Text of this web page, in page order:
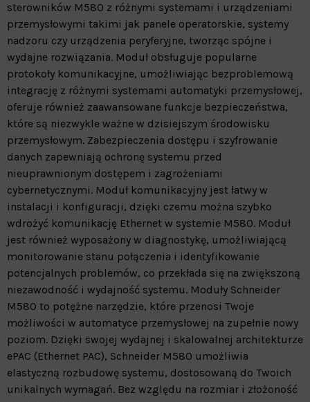
sterowników M580 z różnymi systemami i urządzeniami
przemysłowymi takimi jak panele operatorskie, systemy
nadzoru czy urządzenia peryferyjne, tworząc spójne i
wydajne rozwiązania. Moduł obsługuje popularne
protokoły komunikacyjne, umożliwiając bezproblemową
integrację z różnymi systemami automatyki przemysłowej,
oferuje również zaawansowane funkcje bezpieczeństwa,
które są niezwykle ważne w dzisiejszym środowisku
przemysłowym. Zabezpieczenia dostępu i szyfrowanie
danych zapewniają ochronę systemu przed
nieuprawnionym dostępem i zagrożeniami
cybernetycznymi. Moduł komunikacyjny jest łatwy w
instalacji i konfiguracji, dzięki czemu można szybko
wdrożyć komunikację Ethernet w systemie M580. Moduł
jest również wyposażony w diagnostykę, umożliwiającą
monitorowanie stanu połączenia i identyfikowanie
potencjalnych problemów, co przekłada się na zwiększoną
niezawodność i wydajność systemu. Moduły Schneider
M580 to potężne narzędzie, które przenosi Twoje
możliwości w automatyce przemysłowej na zupełnie nowy
poziom. Dzięki swojej wydajnej i skalowalnej architekturze
ePAC (Ethernet PAC), Schneider M580 umożliwia
elastyczną rozbudowę systemu, dostosowaną do Twoich
unikalnych wymagań. Bez względu na rozmiar i złożoność